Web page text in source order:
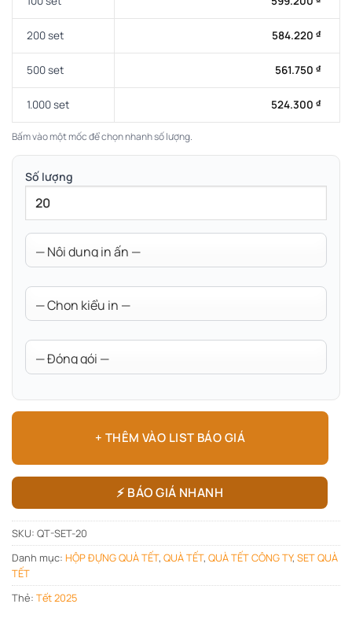
200 set 584.220 ₫
500 set 561.750 ₫
1.000 set 524.300 ₫
Bấm vào một mốc để chọn nhanh số lượng.
Số lượng
+ THÊM VÀO LIST BÁO GIÁ
⚡ BÁO GIÁ NHANH
SKU: QT-SET-20
Danh mục: HỘP ĐỰNG QUÀ TẾT, QUÀ TẾT, QUÀ TẾT CÔNG TY, SET QUÀ
TẾT
Thẻ: Tết 2025